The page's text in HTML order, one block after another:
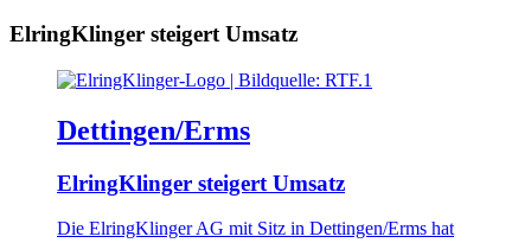
ElringKlinger steigert Umsatz
Dettingen/Erms
ElringKlinger steigert Umsatz
Die ElringKlinger AG mit Sitz in Dettingen/Erms hat